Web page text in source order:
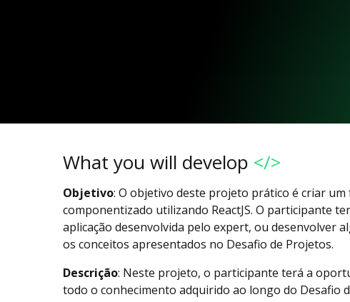
What you will develop </>
Objetivo: O objetivo deste projeto prático é criar
componentizado utilizando ReactJS. O participante
aplicação desenvolvida pelo expert, ou desenvolver
os conceitos apresentados no Desafio de Projetos.
Descrição: Neste projeto, o participante terá a
todo o conhecimento adquirido ao longo do Desafio